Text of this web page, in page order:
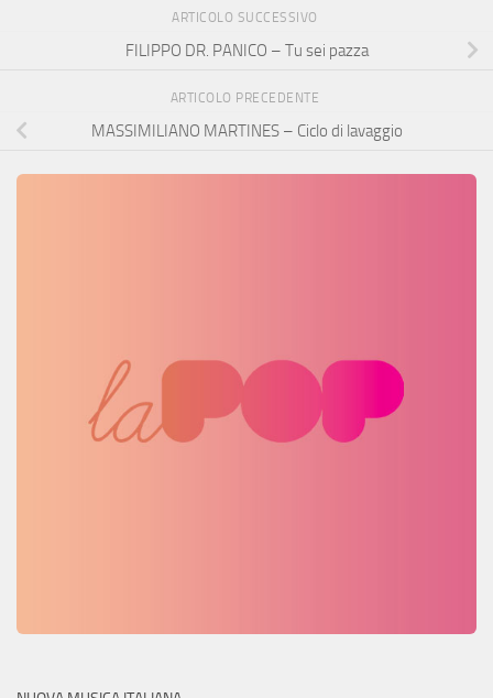
ARTICOLO SUCCESSIVO
FILIPPO DR. PANICO – Tu sei pazza
ARTICOLO PRECEDENTE
MASSIMILIANO MARTINES – Ciclo di lavaggio